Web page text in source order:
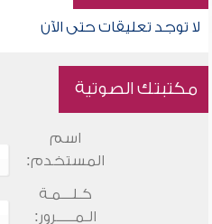
لا توجد تعليقات حتى الآن
مكتبتك الصوتية
اسم
المستخدم:
كـلـــمـة
الـمـــــرور: